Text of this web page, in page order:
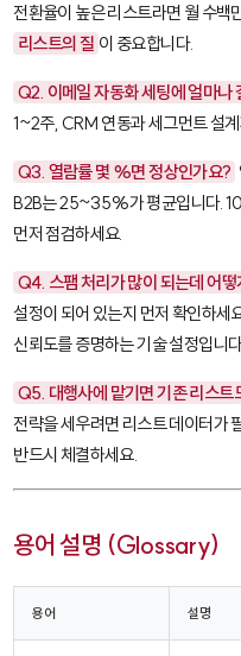
전환율이 높은 리스트라면 월 수백
리스트의 질 이 중요합니다.
Q2. 이메일 자동화 세팅에 얼마나
1~2주, CRM 연동과 세그먼트 설
Q3. 열람률 몇 %면 정상인가요?
B2B는 25~35%가 평균입니다.
먼저 점검하세요.
Q4. 스팸 처리가 많이 되는데 어
설정이 되어 있는지 먼저 확인하세
신뢰도를 증명하는 기술 설정입니
Q5. 대행사에 맡기면 기존 리스트
전략을 세우려면 리스트 데이터가
반드시 체결하세요.
용어 설명 (Glossary)
용어 설명